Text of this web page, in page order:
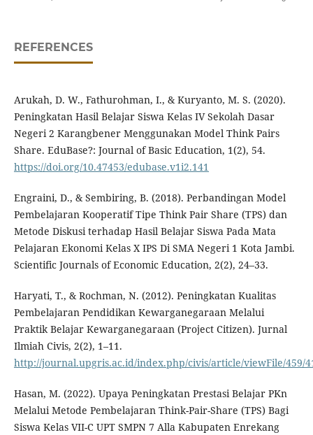
REFERENCES
Arukah, D. W., Fathurohman, I., & Kuryanto, M. S. (2020).
Peningkatan Hasil Belajar Siswa Kelas IV Sekolah Dasar
Negeri 2 Karangbener Menggunakan Model Think Pairs
Share. EduBase?: Journal of Basic Education, 1(2), 54.
https://doi.org/10.47453/edubase.v1i2.141
Engraini, D., & Sembiring, B. (2018). Perbandingan Model
Pembelajaran Kooperatif Tipe Think Pair Share (TPS) dan
Metode Diskusi terhadap Hasil Belajar Siswa Pada Mata
Pelajaran Ekonomi Kelas X IPS Di SMA Negeri 1 Kota Jambi.
Scientific Journals of Economic Education, 2(2), 24–33.
Haryati, T., & Rochman, N. (2012). Peningkatan Kualitas
Pembelajaran Pendidikan Kewarganegaraan Melalui
Praktik Belajar Kewarganegaraan (Project Citizen). Jurnal
Ilmiah Civis, 2(2), 1–11.
http://journal.upgris.ac.id/index.php/civis/article/viewFile/459/
Hasan, M. (2022). Upaya Peningkatan Prestasi Belajar PKn
Melalui Metode Pembelajaran Think-Pair-Share (TPS) Bagi
Siswa Kelas VII-C UPT SMPN 7 Alla Kabupaten Enrekang